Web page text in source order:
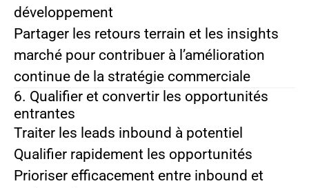
développement
Partager les retours terrain et les insights
marché pour contribuer à l’amélioration
continue de la stratégie commerciale
6. Qualifier et convertir les opportunités
entrantes
Traiter les leads inbound à potentiel
Qualifier rapidement les opportunités
Prioriser efficacement entre inbound et